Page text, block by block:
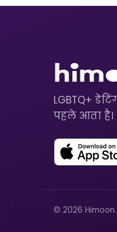
LGBTQ+
पहले आता है।
© 2026 Himoon.